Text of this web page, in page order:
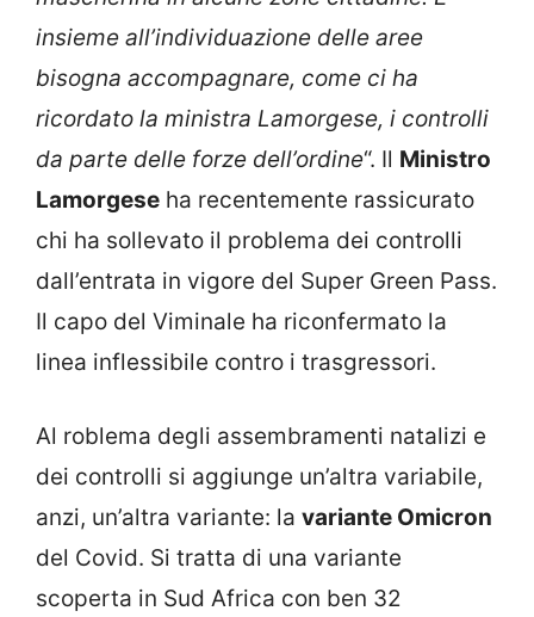
insieme all’individuazione delle aree
bisogna accompagnare, come ci ha
ricordato la ministra Lamorgese, i controlli
da parte delle forze dell’ordine“. Il Ministro
Lamorgese ha recentemente rassicurato
chi ha sollevato il problema dei controlli
dall’entrata in vigore del Super Green Pass.
Il capo del Viminale ha riconfermato la
linea inflessibile contro i trasgressori.
Al roblema degli assembramenti natalizi e
dei controlli si aggiunge un’altra variabile,
anzi, un’altra variante: la variante Omicron
del Covid. Si tratta di una variante
scoperta in Sud Africa con ben 32